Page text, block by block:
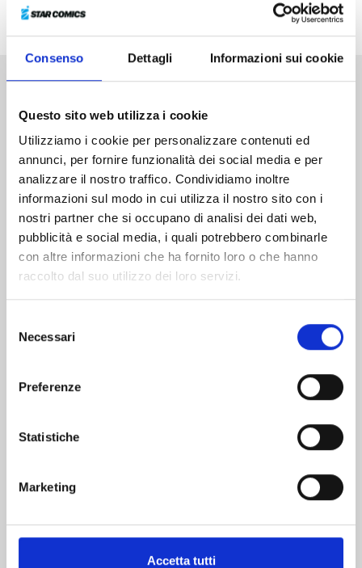
Consenso Dettagli Informazioni sui cookie
Questo sito web utilizza i cookie
Utilizziamo i cookie per personalizzare contenuti ed
annunci, per fornire funzionalità dei social media e per
analizzare il nostro traffico. Condividiamo inoltre
informazioni sul modo in cui utilizza il nostro sito con i
nostri partner che si occupano di analisi dei dati web,
pubblicità e social media, i quali potrebbero combinarle
con altre informazioni che ha fornito loro o che hanno
raccolto dal suo utilizzo dei loro servizi.
delNecessari
Preferenze
Statistiche
Marketing
Accetta tutti
organizzare qualcosa di speciale, se non fosse che...
Altri volumi della serie
TSUBAKI-CHO LONELY PLANET NEW EDITION